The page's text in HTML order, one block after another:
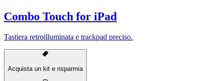
Combo Touch for iPad
Tastiera retroilluminata e trackpad preciso.
Acquista un kit e risparmia